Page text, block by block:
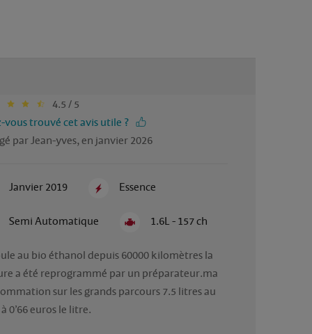
4.5 / 5
vous trouvé cet avis utile ?
par Jean-yves, en janvier 2026
Janvier 2019 Essence
Semi Automatique 1.6L - 157 ch
au bio éthanol depuis 60000 kilomètres la
a été reprogrammé par un préparateur.ma
sur les grands parcours 7.5 litres au
0’66 euros le litre.